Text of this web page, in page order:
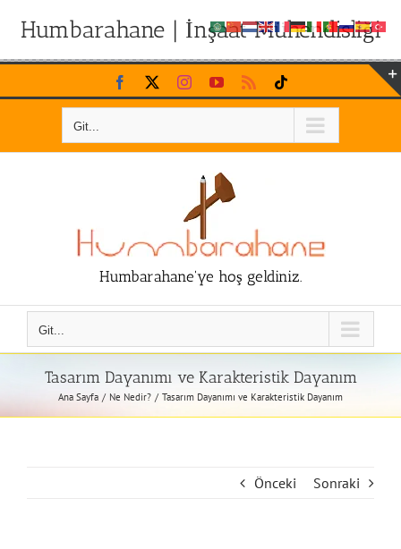
Humbarahane | İnşaat Mühendisliği
Skip
to
Facebook InstagramYouTubeRss
Git...
Humbarahane'ye hoş geldiniz.
Git...
Tasarım Dayanımı ve Karakteristik Dayanım
Ana Sayfa Ne Nedir? Tasarım Dayanımı ve Karakteristik Dayanım
Önceki Sonraki